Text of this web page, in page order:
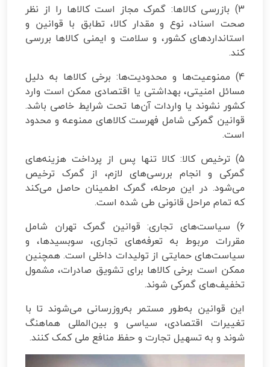
3) بازرسی کالاها: گمرک مجاز است کالاها را از نظر
صحت اسناد، نوع و مقدار کالا، تطابق با قوانین و
استانداردهای کشور، و سلامت و ایمنی کالاها بررسی
کند.
4) ممنوعیت‌ها و محدودیت‌ها: برخی کالاها به دلیل
مسائل امنیتی، بهداشتی یا اقتصادی ممکن است وارد
کشور نشوند یا واردات آن‌ها تحت شرایط خاصی باشد.
قوانین گمرکی شامل فهرست کالاهای ممنوعه و محدود
است.
5) ترخیص کالا: کالا تنها پس از پرداخت هزینه‌های
گمرکی و انجام بررسی‌های لازم، از گمرک ترخیص
می‌شود. در این مرحله، گمرک اطمینان حاصل می‌کند
که تمام مراحل قانونی طی شده است.
6) سیاست‌های تجاری: قوانین گمرک تهران شامل
مقررات مربوط به تعرفه‌های تجاری، سوبسیدها، و
سیاست‌های حمایتی از تولیدات داخلی است. همچنین
ممکن است برخی کالاها برای تشویق صادرات، مشمول
تخفیف‌های گمرکی شوند.
این قوانین به‌طور مستمر به‌روزرسانی می‌شوند تا با
تغییرات اقتصادی، سیاسی و بین‌المللی هماهنگ
شوند و به تسهیل تجارت و حفظ منافع ملی کمک کنند.